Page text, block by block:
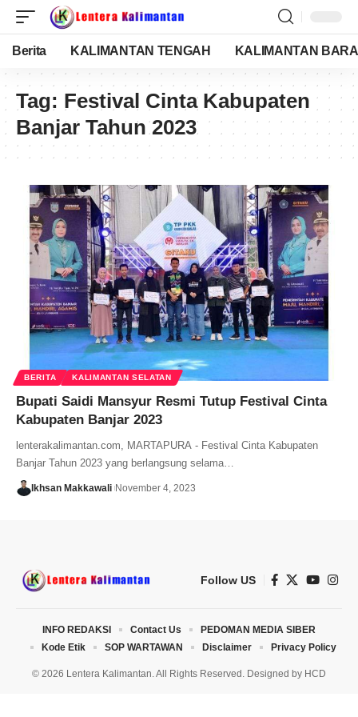
Berita KALIMANTAN TENGAH KALIMANTAN
Tag: Festival Cinta Kabupaten
Banjar Tahun 2023
BERITA KALIMANTAN SELATAN
Bupati Saidi Mansyur Resmi Tutup Festival Cinta
Kabupaten Banjar 2023
lenterakalimantan.com, MARTAPURA - Festival Cinta Kabupaten
Banjar Tahun 2023 yang berlangsung selama…
Ikhsan Makkawali November 4, 2023
Follow US
© 2026 Lentera Kalimantan. All Rights Reserved. Designed by HCD
INFO REDAKSI Contact Us
PEDOMAN MEDIA SIBER
Kode Etik
SOP WARTAWAN Disclaimer Privacy Policy